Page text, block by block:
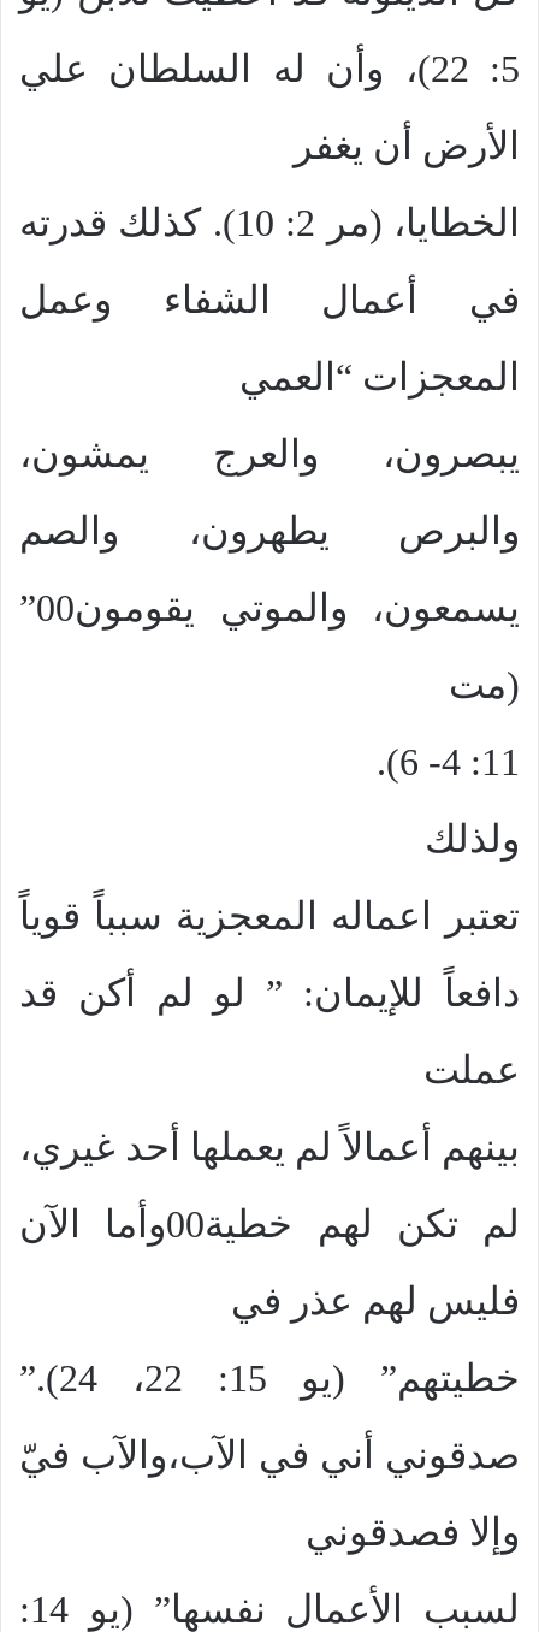
5: 22)، وأن له السلطان علي
الأرض أن يغفر
الخطايا، (مر 2: 10). كذلك قدرته
في أعمال الشفاء وعمل
المعجزات “العمي
يبصرون، والعرج يمشون،
والبرص يطهرون، والصم
يسمعون، والموتي يقومون00”
(مت
11: 4- 6).
ولذلك
تعتبر اعماله المعجزية سبباً قوياً
دافعاً للإيمان: ” لو لم أكن قد
عملت
بينهم أعمالاً لم يعملها أحد غيري،
لم تكن لهم خطية00وأما الآن
فليس لهم عذر في
خطيتهم” (يو 15: 22، 24).”
صدقوني أني في الآب،والآب فيّ
وإلا فصدقوني
لسبب الأعمال نفسها” (يو 14: